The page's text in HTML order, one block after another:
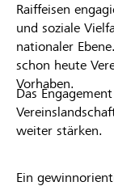
Raiffeisen
und soziale
nationaler
schon heute
Vorhaben.
Das
weiter stärken.
Ein